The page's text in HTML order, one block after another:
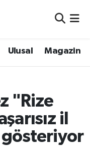
Ulusal Magazin
"Rize
il
gösteriyor